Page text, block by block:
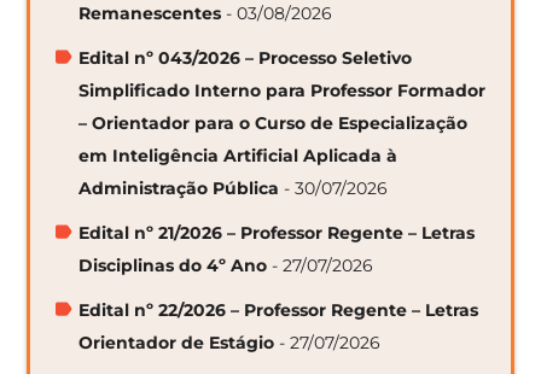
Remanescentes - 03/08/2026
Edital nº 043/2026 – Processo Seletivo
Simplificado Interno para Professor Formador
– Orientador para o Curso de Especialização
em Inteligência Artificial Aplicada à
Administração Pública - 30/07/2026
Edital nº 21/2026 – Professor Regente – Letras
Disciplinas do 4º Ano - 27/07/2026
Edital nº 22/2026 – Professor Regente – Letras
Orientador de Estágio - 27/07/2026